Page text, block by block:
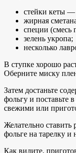
стейки кеты —
жирная
специи (смесь
зелень укропа;
несколько
В ступке хорошо
Оберните миску
Затем достаньте
фольгу и поставьте
свежими или
Желательно ставить
фольге на тарелку и
Как видите,